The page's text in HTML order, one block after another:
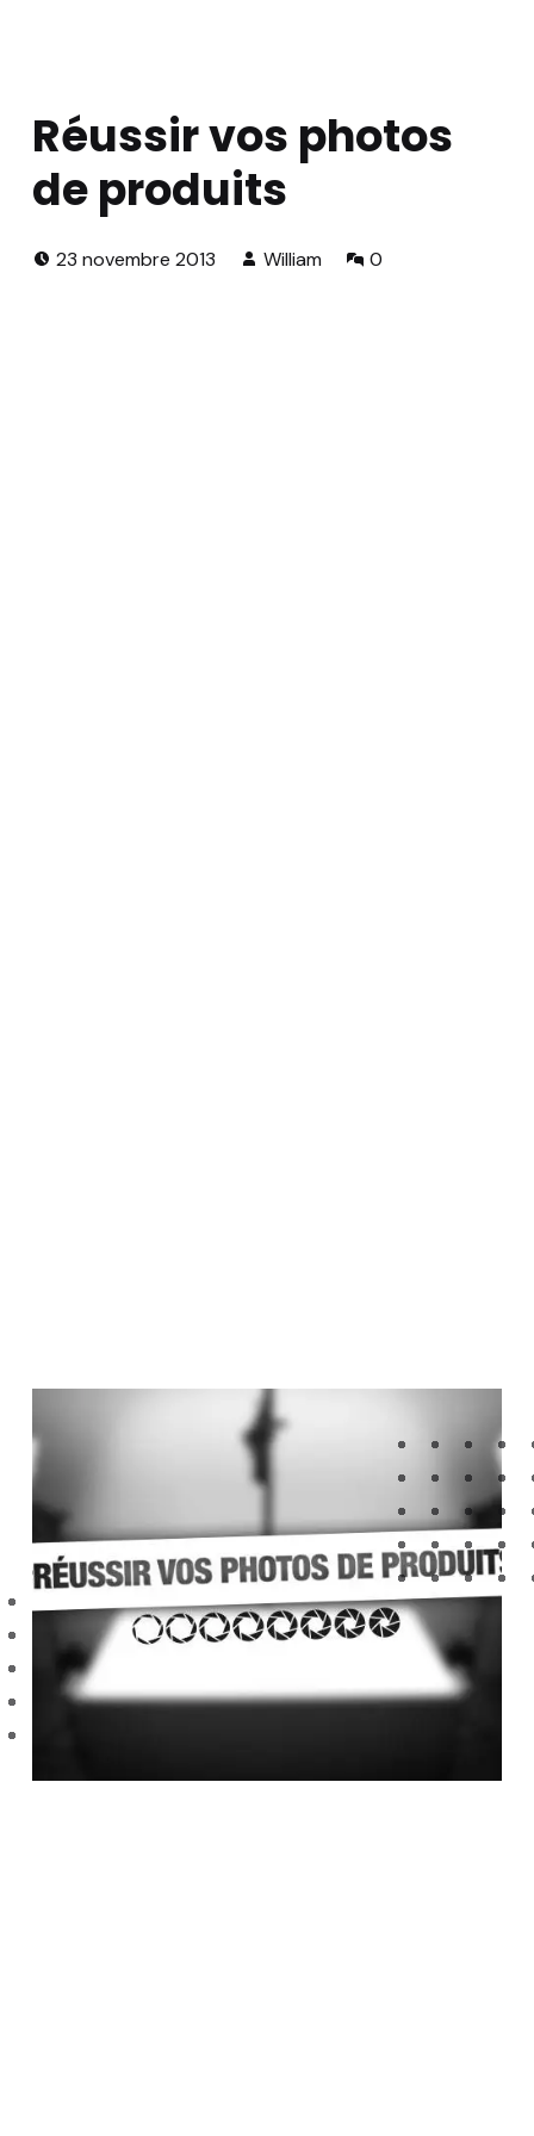
Réussir vos photos
de produits
Publié le:
23 novembre 2013
Écrit par:
William
Commentaires
0